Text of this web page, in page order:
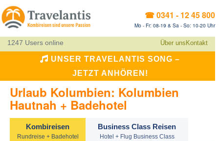
☎ 0341 - 12 45 800
Mo - Fr: 08-19 & Sa - So: 10-20 Uhr
1247 Users online Über uns Kontakt
UNSER TRAVELANTIS SONG –
JETZT ANHÖREN!
Urlaub Kolumbien: Kolumbien
Hautnah + Badehotel
Kombireisen
Rundreise + Badehotel
Business Class Reisen
Hotel + Flug Business Class